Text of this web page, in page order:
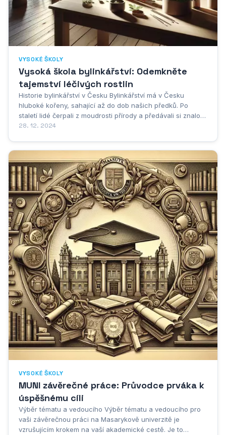
VYSOKÉ ŠKOLY
Vysoká škola bylinkářství: Odemkněte
tajemství léčivých rostlin
Historie bylinkářství v Česku Bylinkářství má v Česku
hluboké kořeny, sahající až do dob našich předků. Po
staletí lidé čerpali z moudrosti přírody a předávali si znalosti
o léčivých účincích rostlin z generace na generaci. Tato
28. 12. 2024
VYSOKÉ ŠKOLY
MUNI závěrečné práce: Průvodce prváka k
úspěšnému cíli
Výběr tématu a vedoucího Výběr tématu a vedoucího pro
vaši závěrečnou práci na Masarykově univerzitě je
vzrušujícím krokem na vaší akademické cestě. Je to